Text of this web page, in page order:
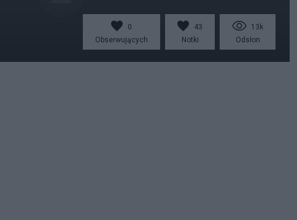
0
Obserwujących
43
Notki
13k
Odsłon